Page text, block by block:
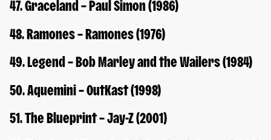
47. Graceland – Paul Simon (1986)
48. Ramones – Ramones (1976)
49. Legend – Bob Marley and the Wailers (1984)
50. Aquemini – OutKast (1998)
51. The Blueprint – Jay-Z (2001)